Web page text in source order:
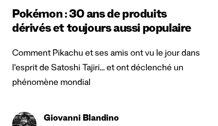
Pokémon : 30 ans de produits
dérivés et toujours aussi populaire
Comment Pikachu et ses amis ont vu le jour dans
l'esprit de Satoshi Tajiri… et ont déclenché un
phénomène mondial
Giovanni Blandino